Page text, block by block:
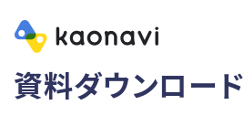
資料ダウンロード